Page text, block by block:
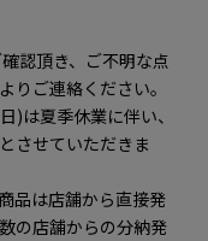
認頂き、ご不明な点
りご連絡ください。
は夏季休業に伴い、
させていただきま
品は店舗から直接発
の店舗からの分納発